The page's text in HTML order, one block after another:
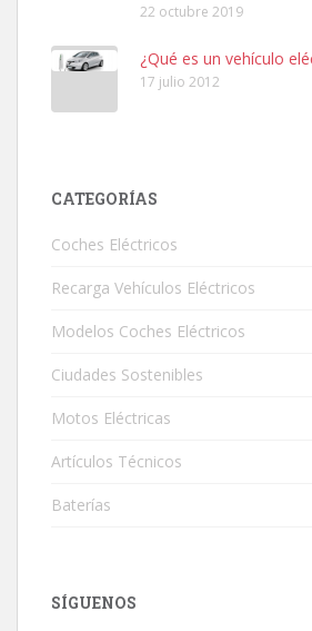
22 octubre 2019
¿Qué es un vehículo
17 julio 2012
CATEGORÍAS
Coches Eléctricos
Recarga Vehículos Eléctricos
Modelos Coches Eléctricos
Ciudades Sostenibles
Motos Eléctricas
Artículos Técnicos
Baterías
SÍGUENOS